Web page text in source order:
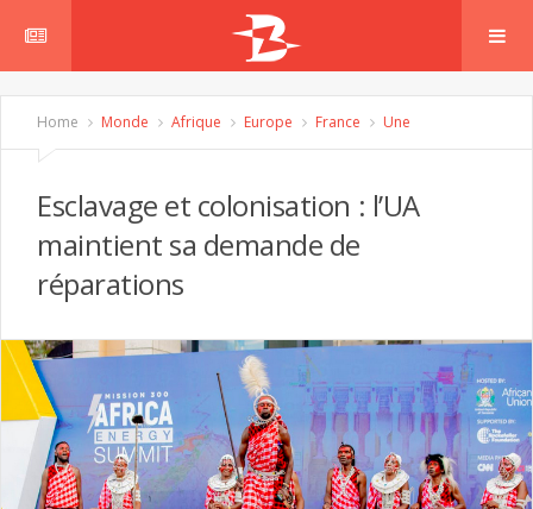
Home Monde Afrique Europe France Une
Esclavage et colonisation : l’UA
maintient sa demande de
réparations